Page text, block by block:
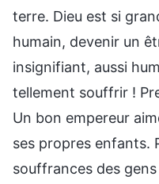
terre. Dieu est si
humain, devenir un
insignifiant, aussi
tellement souffrir !
Un bon empereur
ses propres enfants.
souffrances des